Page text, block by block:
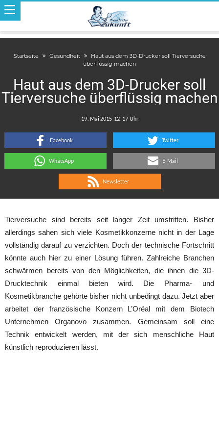
Startseite Gesundheit
Haut aus dem 3D-Drucker soll Tierversuche
überflüssig machen
Haut aus dem 3D-Drucker soll
Tierversuche überflüssig machen
:
Facebook Twitter
WhatsApp E-Mail
Newsletter
Tierversuche sind bereits seit langer Zeit umstritten. Bisher
allerdings sahen sich viele Kosmetikkonzerne nicht in der Lage
vollständig darauf zu verzichten. Doch der technische Fortschritt
könnte auch hier zu einer Lösung führen. Zahlreiche Branchen
schwärmen bereits von den Möglichkeiten, die ihnen die 3D-
Drucktechnik einmal bieten wird. Die Pharma- und
Kosmetikbranche gehörte bisher nicht unbedingt dazu. Jetzt aber
arbeitet der französische Konzern L’Oréal mit dem Biotech
Unternehmen Organovo zusammen. Gemeinsam soll eine
Technik entwickelt werden, mit der sich menschliche Haut
künstlich reproduzieren lässt.